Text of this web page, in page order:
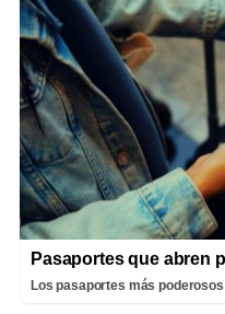
Pasaportes que abren
Los pasaportes más